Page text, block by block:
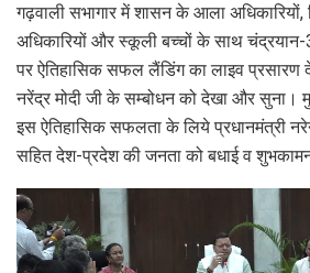
गढ़वाली सभागार में शासन के आला अधिकारियों,
अधिकारियों और स्कूली बच्चों के साथ चंद्रयान-
पर ऐतिहासिक सफल लैंडिंग का लाइव प्रसारण
नरेंद्र मोदी जी के सम्बोधन को देखा और सुना।
इस ऐतिहासिक सफलता के लिये प्रधानमंत्री
सहित देश-प्रदेश की जनता को बधाई व
Video
Player